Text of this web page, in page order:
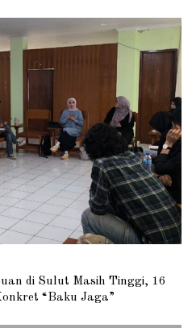
di Sulut Masih Tinggi, 16
“Baku Jaga”